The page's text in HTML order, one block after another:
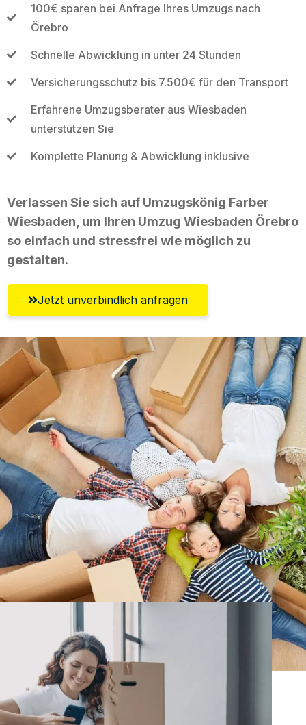
100€ sparen bei Anfrage Ihres Umzugs nach
Örebro
Schnelle Abwicklung in unter 24 Stunden
Versicherungsschutz bis 7.500€ für den Transport
Erfahrene Umzugsberater aus Wiesbaden
unterstützen Sie
Komplette Planung & Abwicklung inklusive
Verlassen Sie sich auf Umzugskönig Farber
Wiesbaden, um Ihren Umzug Wiesbaden Örebro
so einfach und stressfrei wie möglich zu
gestalten.
Jetzt unverbindlich anfragen